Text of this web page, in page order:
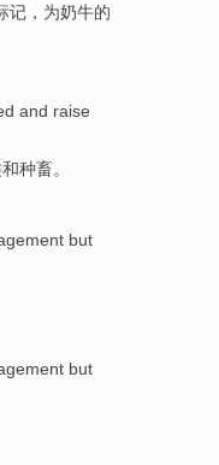
记 ， 为奶牛的
and raise
和种畜。
but
but